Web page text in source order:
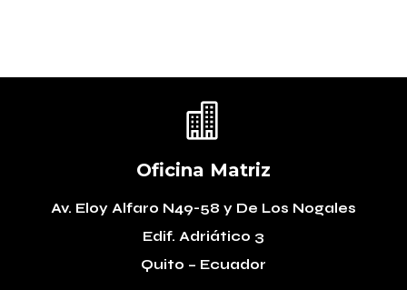

Oficina Matriz
Av. Eloy Alfaro N49-58 y De Los Nogales
Edif. Adriático 3
Quito – Ecuador